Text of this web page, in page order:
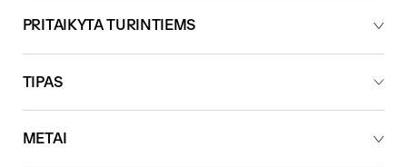
PRITAIKYTA TURINTIEMS
TIPAS
METAI